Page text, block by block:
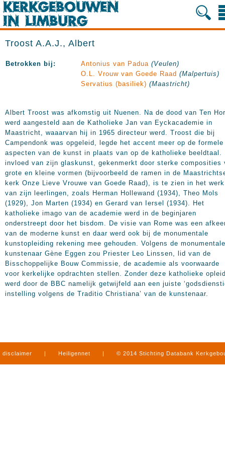
Troost A.A.J., Albert
Betrokken bij: Antonius van Padua (Veulen)
O.L. Vrouw van Goede Raad (Malpertuis)
Servatius (basiliek) (Maastricht)
Albert Troost was afkomstig uit Nuenen. Na de dood van Ten
werd aangesteld aan de Katholieke Jan van Eyckacademie in
Maastricht, waaarvan hij in 1965 directeur werd. Troost die bij
Campendonk was opgeleid, legde het accent meer op de formele
aspecten van de kunst in plaats van op de katholieke beeldtaal.
invloed van zijn glaskunst, gekenmerkt door sterke composities
grote en kleine vormen (bijvoorbeeld de ramen in de
kerk Onze Lieve Vrouwe van Goede Raad), is te zien in het werk
van zijn leerlingen, zoals Herman Hollewand (1934), Theo Mols
(1929), Jon Marten (1934) en Gerard van Iersel (1934). Het
katholieke imago van de academie werd in de beginjaren
onderstreept door het bisdom. De visie van Rome was een
van de moderne kunst en daar werd ook bij de monumentale
kunstopleiding rekening mee gehouden. Volgens de monumentale
kunstenaar Gène Eggen zou Priester Leo Linssen, lid van de
Bisschoppelijke Bouw Commissie, de academie als voorwaarde
voor kerkelijke opdrachten stellen. Zonder deze katholieke
werd door de BBC namelijk getwijfeld aan een juiste
instelling volgens de Traditio Christiana’ van de kunstenaar.
disclaimer | Heiligennet | © 2014 Stichting Databank